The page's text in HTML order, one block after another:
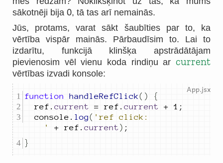
sākotnēji bija 0, tā tas arī nemainās.
Jūs, protams, varat sākt šaubīties par to, ka
vērtība vispār mainās. Pārbaudīsim to. Lai to
izdarītu, funkcijā klinšķa apstrādātājam
pievienosim vēl vienu koda rindiņu ar current
vērtības izvadi konsole:
function handleRefClick()
{
ref . current = ref . current + 1 ;
console . log( 'ref click:
'
+ ref . current) ;
}